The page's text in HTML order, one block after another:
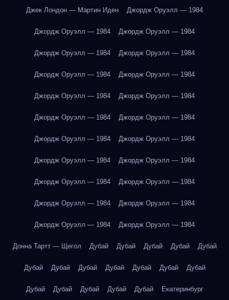
Джек Лондон — Мартин Иден Джордж Оруэлл — 1984
Джордж Оруэлл — 1984 Джордж Оруэлл — 1984
Джордж Оруэлл — 1984 Джордж Оруэлл — 1984
Джордж Оруэлл — 1984 Джордж Оруэлл — 1984
Джордж Оруэлл — 1984 Джордж Оруэлл — 1984
Джордж Оруэлл — 1984 Джордж Оруэлл — 1984
Джордж Оруэлл — 1984 Джордж Оруэлл — 1984
Джордж Оруэлл — 1984 Джордж Оруэлл — 1984
Джордж Оруэлл — 1984 Джордж Оруэлл — 1984
Джордж Оруэлл — 1984 Джордж Оруэлл — 1984
Джордж Оруэлл — 1984 Джордж Оруэлл — 1984
Донна Тартт — Щегол Дубай Дубай Дубай Дубай Дубай
Дубай Дубай Дубай Дубай Дубай Дубай Дубай
Дубай Дубай Дубай Дубай Дубай Екатеринбург